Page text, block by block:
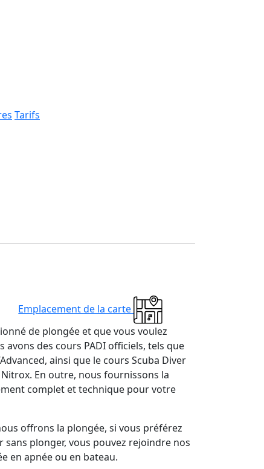
Tarifs
Emplacement de la carte
de plongée et que vous voulez
avons des cours PADI officiels, tels que
ainsi que le cours Scuba Diver
En outre, nous fournissons la
complet et technique pour votre
offrons la plongée, si vous préférez
sans plonger, vous pouvez rejoindre nos
en apnée ou en bateau.